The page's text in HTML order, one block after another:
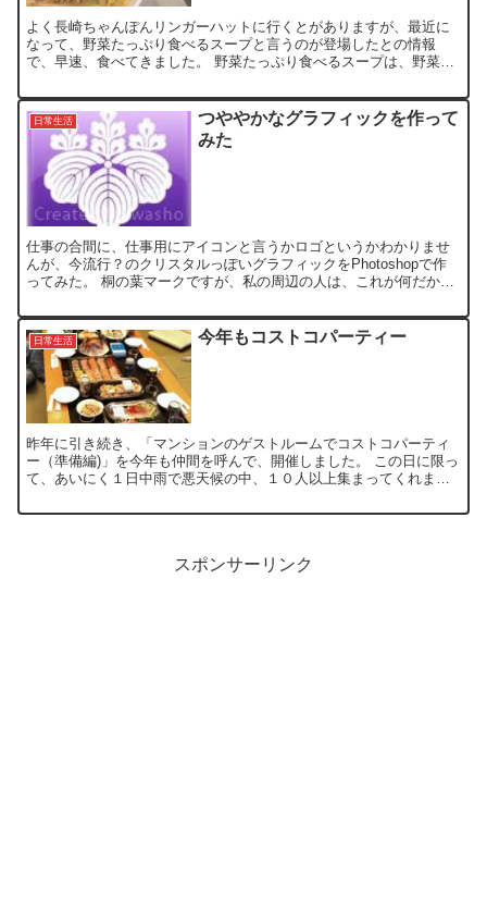
よく長崎ちゃんぽんリンガーハットに行くとがありますが、最近に
なって、野菜たっぷり食べるスープと言うのが登場したとの情報
で、早速、食べてきました。 野菜たっぷり食べるスープは、野菜た
思...
日常生活
つややかなグラフィックを作って
みた
仕事の合間に、仕事用にアイコンと言うかロゴというかわかりませ
んが、今流行？のクリスタルっぽいグラフィックをPhotoshopで作
ってみた。 桐の葉マークですが、私の周辺の人は、これが何だかわ
日常生活 今年もコストコパーティー
昨年に引き続き、「マンションのゲストルームでコストコパーティ
ー（準備編)」を今年も仲間を呼んで、開催しました。 この日に限っ
て、あいにく１日中雨で悪天候の中、１０人以上集まってくれまし
スポンサーリンク